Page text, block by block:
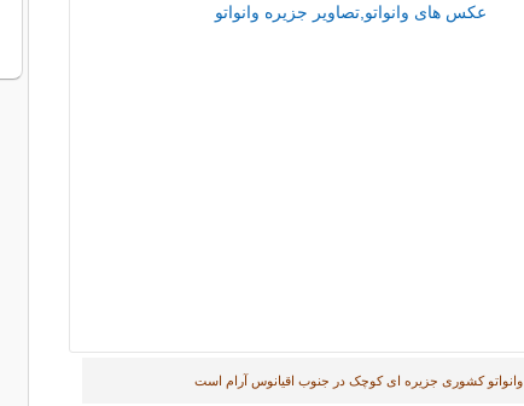
وانواتو کشوری جزیره ای کوچک در جنوب اقیانوس آرام است